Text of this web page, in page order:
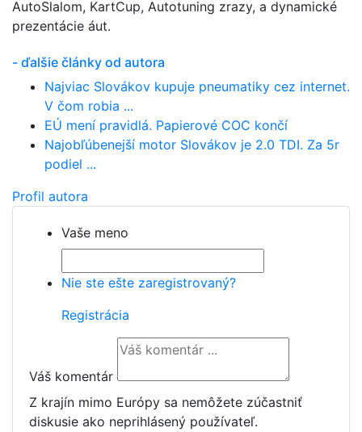
AutoSlalom, KartCup, Autotuning zrazy, a dynamické
prezentácie áut.
- ďalšie články od autora
Najviac Slovákov kupuje pneumatiky cez internet.
V čom robia ...
EÚ mení pravidlá. Papierové COC končí
Najobľúbenejší motor Slovákov je 2.0 TDI. Za 5r
podiel ...
Profil autora
Vaše meno
Nie ste ešte zaregistrovaný?
Registrácia
Váš komentár
Z krajín mimo Európy sa nemôžete zúčastniť
diskusie ako neprihlásený používateľ.